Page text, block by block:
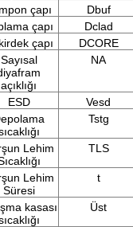
çapı Dbuf
çapı
Dclad
çapı
DCORE
Sayısal
açıklığı
NA
ESD Vesd
Tstg
Lehim
TLS
Lehim
Süresi
t
kasası
Üst